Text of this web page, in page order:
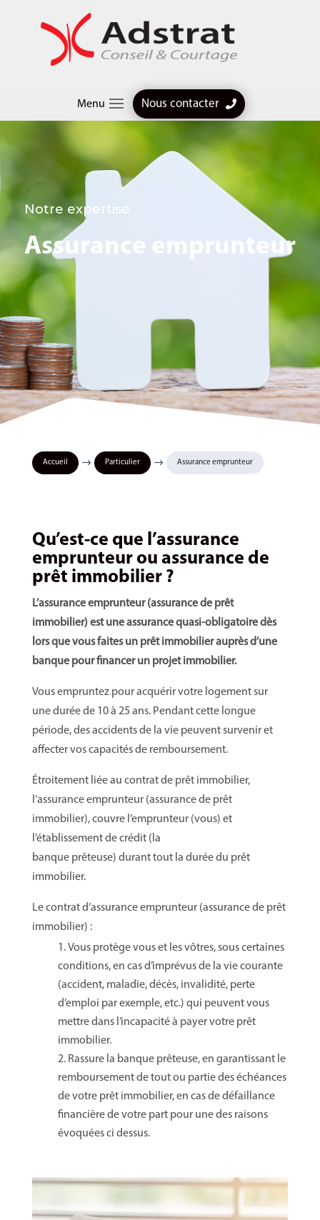
Menu Nous contacter
Notre expertise
Assurance emprunteur
Accueil $ Particulier $ Assurance emprunteur
Qu’est-ce que l’assurance
emprunteur ou assurance de
prêt immobilier ?
L’assurance emprunteur (assurance de prêt
immobilier) est une assurance quasi-obligatoire dès
lors que vous faites un prêt immobilier auprès d’une
banque pour financer un projet immobilier.
Vous empruntez pour acquérir votre logement sur
une durée de 10 à 25 ans. Pendant cette longue
période, des accidents de la vie peuvent survenir et
affecter vos capacités de remboursement.
Étroitement liée au contrat de prêt immobilier,
l’assurance emprunteur (assurance de prêt
immobilier), couvre l’emprunteur (vous) et
l’établissement de crédit (la
banque prêteuse) durant tout la durée du prêt
immobilier.
Le contrat d’assurance emprunteur (assurance de prêt
immobilier) :
Vous protège vous et les vôtres, sous certaines
conditions, en cas d’imprévus de la vie courante
(accident, maladie, décès, invalidité, perte
d’emploi par exemple, etc.) qui peuvent vous
mettre dans l’incapacité à payer votre prêt
immobilier.
Rassure la banque prêteuse, en garantissant le
remboursement de tout ou partie des échéances
de votre prêt immobilier, en cas de défaillance
financière de votre part pour une des raisons
évoquées ci dessus.